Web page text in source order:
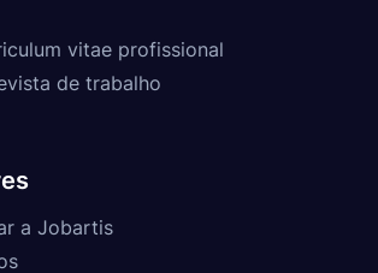
vitae profissional
de trabalho
a Jobartis